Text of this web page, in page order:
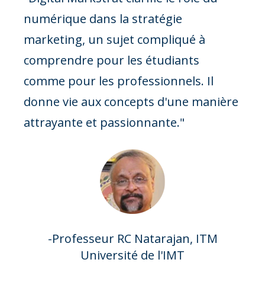
centrales de marketing qui
permettent aux étudiants d'ajouter
des actions de marketing à court
terme telles que des offres groupées,
des partenariats ou des campagnes
d'e-mailing afin d'influer sur les
des décisions ayant un impact à long